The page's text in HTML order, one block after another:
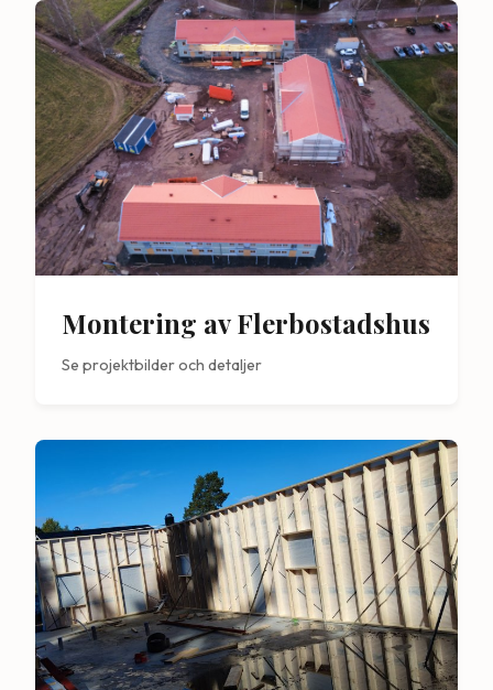
Montering av Flerbostadshus
Se projektbilder och detaljer